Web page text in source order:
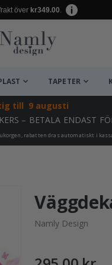
över kr349.00.
TAPETER
till 9 augusti
– BETALA ENDAST
rabatten dras automatiskt i
Namly Design